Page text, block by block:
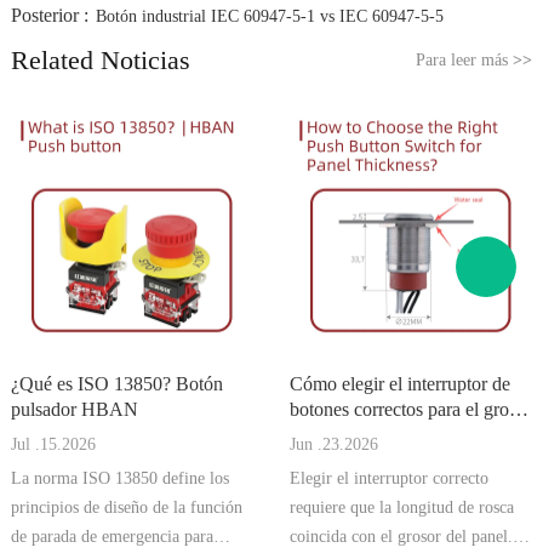
Posterior : Botón industrial IEC 60947-5-1 vs IEC 60947-5-5
Related Noticias Para leer más>>
¿Qué es ISO 13850? Botón
pulsador HBAN
Jul .15.2026
La norma ISO 13850 define los
principios de diseño de la función
de parada de emergencia para
Cómo elegir el interruptor de
botones correctos para el grosor
del panel | Botón pulsador
Jun .23.2026
Elegir el interruptor correcto
requiere que la longitud de rosca
coincida con el grosor del panel.